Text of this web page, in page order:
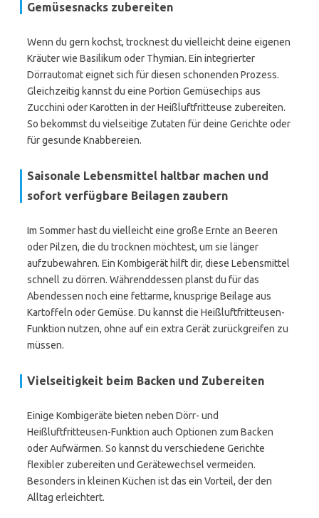
Gemüsesnacks zubereiten
Wenn du gern kochst, trocknest du vielleicht deine eigenen
Kräuter wie Basilikum oder Thymian. Ein integrierter
Dörrautomat eignet sich für diesen schonenden Prozess.
Gleichzeitig kannst du eine Portion Gemüsechips aus
Zucchini oder Karotten in der Heißluftfritteuse zubereiten.
So bekommst du vielseitige Zutaten für deine Gerichte oder
für gesunde Knabbereien.
Saisonale Lebensmittel haltbar machen und
sofort verfügbare Beilagen zaubern
Im Sommer hast du vielleicht eine große Ernte an Beeren
oder Pilzen, die du trocknen möchtest, um sie länger
aufzubewahren. Ein Kombigerät hilft dir, diese Lebensmittel
schnell zu dörren. Währenddessen planst du für das
Abendessen noch eine fettarme, knusprige Beilage aus
Kartoffeln oder Gemüse. Du kannst die Heißluftfritteusen-
Funktion nutzen, ohne auf ein extra Gerät zurückgreifen zu
müssen.
Vielseitigkeit beim Backen und Zubereiten
Einige Kombigeräte bieten neben Dörr- und
Heißluftfritteusen-Funktion auch Optionen zum Backen
oder Aufwärmen. So kannst du verschiedene Gerichte
flexibler zubereiten und Gerätewechsel vermeiden.
Besonders in kleinen Küchen ist das ein Vorteil, der den
Alltag erleichtert.